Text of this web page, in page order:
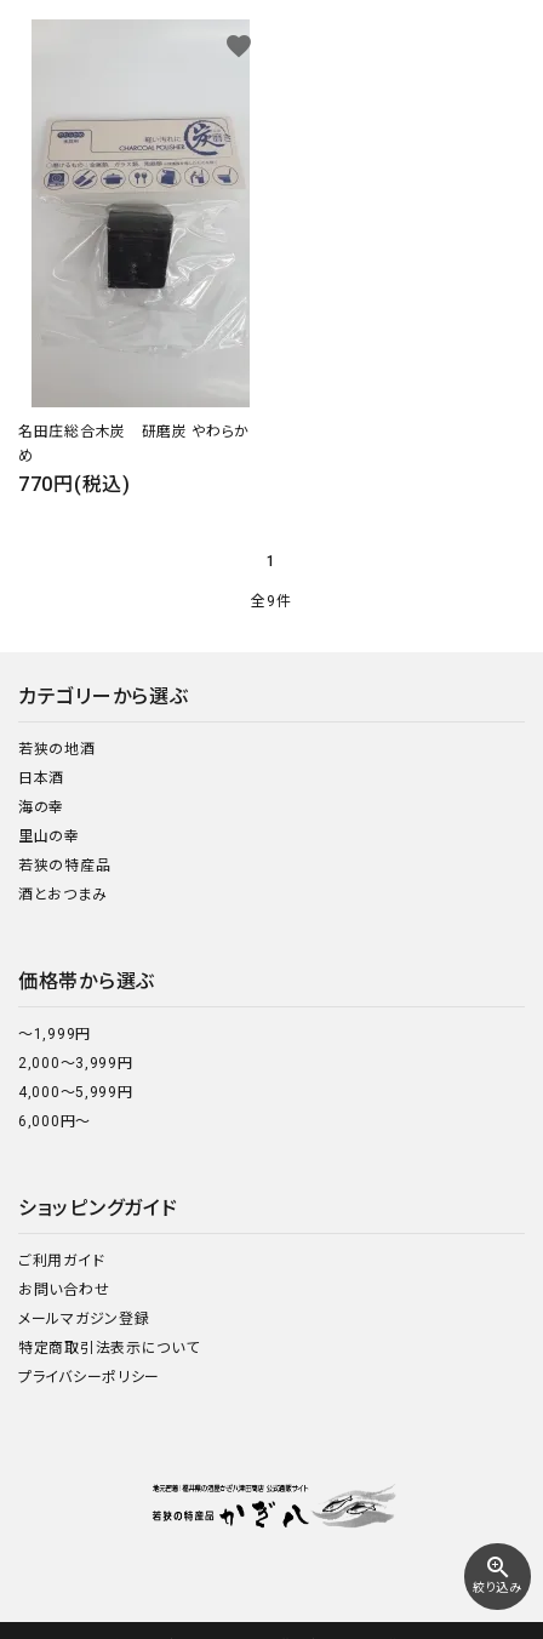
名田庄総合木炭 研磨炭 やわらか
め
770円(税込)
favorite
1
全9件
zoom_in
絞り込み
カテゴリーから選ぶ
若狭の地酒
日本酒
海の幸
里山の幸
若狭の特産品
酒とおつまみ
価格帯から選ぶ
～1,999円
2,000～3,999円
4,000～5,999円
6,000円～
ショッピングガイド
ご利用ガイド
お問い合わせ
メールマガジン登録
特定商取引法表示について
プライバシーポリシー